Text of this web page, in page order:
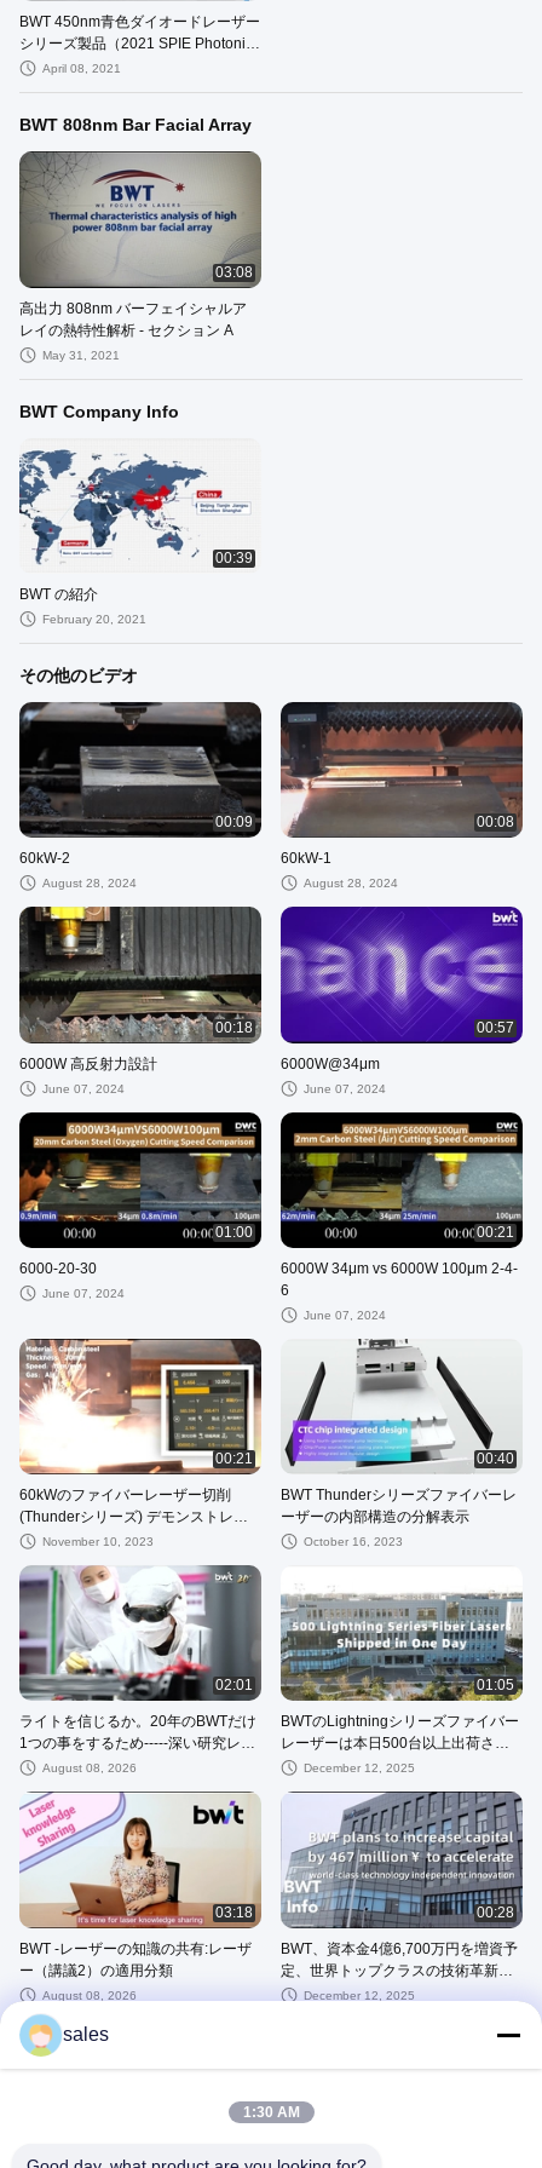
BWT 450nm青色ダイオードレーザー
シリーズ製品（2021 SPIE Photonics
West Exhibition内）---セクションA
April 08, 2021
BWT 808nm Bar Facial Array
03:08
高出力 808nm バーフェイシャルア
レイの熱特性解析 - セクション A
May 31, 2021
BWT Company Info
00:39
BWT の紹介
February 20, 2021
その他のビデオ
00:09
60kW-2
August 28, 2024
00:08
60kW-1
August 28, 2024
00:18
6000W 高反射力設計
June 07, 2024
00:57
6000W@34μm
June 07, 2024
01:00
6000-20-30
June 07, 2024
00:21
6000W 34μm vs 6000W 100μm 2-4-
6
June 07, 2024
00:21
60kWのファイバーレーザー切削
(Thunderシリーズ) デモンストレー
ション --- 20mmの炭素鋼の切削
November 10, 2023
00:40
BWT Thunderシリーズファイバーレ
ーザーの内部構造の分解表示
October 16, 2023
02:01
ライトを信じるか。20年のBWTだけ
1つの事をするため-----深い研究レー
ザーAugust 08, 2026
01:05
BWTのLightningシリーズファイバー
レーザーは本日500台以上出荷され
ました！
December 12, 2025
03:18
BWT -レーザーの知識の共有:レーザ
ー（講議2）の適用分類
August 08, 2026
00:28
BWT、資本金4億6,700万円を増資予
定、世界トップクラスの技術革新を
加速December 12, 2025
sales
1:30 AM